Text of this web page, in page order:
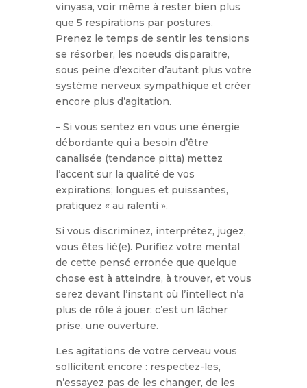
vinyasa, voir même à rester bien plus
que 5 respirations par postures.
Prenez le temps de sentir les tensions
se résorber, les noeuds disparaitre,
sous peine d’exciter d’autant plus votre
système nerveux sympathique et créer
encore plus d’agitation.
– Si vous sentez en vous une énergie
débordante qui a besoin d’être
canalisée (tendance pitta) mettez
l’accent sur la qualité de vos
expirations; longues et puissantes,
pratiquez « au ralenti ».
Si vous discriminez, interprétez, jugez,
vous êtes lié(e). Purifiez votre mental
de cette pensé erronée que quelque
chose est à atteindre, à trouver, et vous
serez devant l’instant où l’intellect n’a
plus de rôle à jouer: c’est un lâcher
prise, une ouverture.
Les agitations de votre cerveau vous
sollicitent encore : respectez-les,
n’essayez pas de les changer, de les